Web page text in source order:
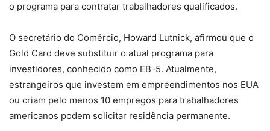
o programa para contratar trabalhadores qualificados.
O secretário do Comércio, Howard Lutnick, afirmou que o
Gold Card deve substituir o atual programa para
investidores, conhecido como EB-5. Atualmente,
estrangeiros que investem em empreendimentos nos EUA
ou criam pelo menos 10 empregos para trabalhadores
americanos podem solicitar residência permanente.